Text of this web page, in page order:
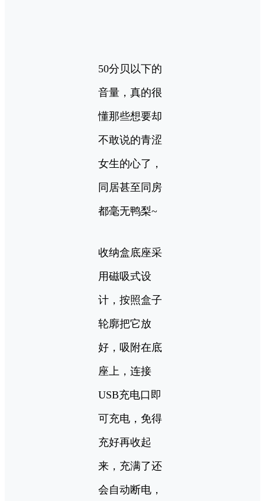
50分贝以下的
音量，真的很
懂那些想要却
不敢说的青涩
女生的心了，
同居甚至同房
都毫无鸭梨~
收纳盒底座采
用磁吸式设
计，按照盒子
轮廓把它放
好，吸附在底
座上，连接
USB充电口即
可充电，免得
充好再收起
来，充满了还
会自动断电，